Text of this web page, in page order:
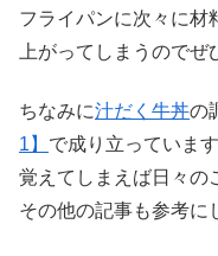
フライパンに次々に材
上がってしまうのでぜ
ちなみに汁だく牛丼の
1】 で成り立っています
覚えてしまえば日々の
その他の記事も参考に